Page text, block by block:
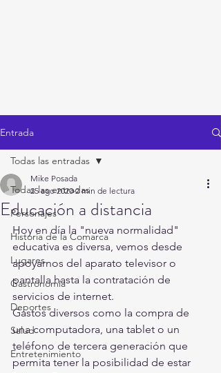
Entrada
Todas las entradas
Personajes
Historia de la Comarca
Lugares
Gastronomía
Deportes
Salud
Entretenimiento
Todas las entradas
Educación a distancia
Mike Posada
25 ago 2020 2 min de lectura
Hoy en día la "nueva normalidad"
educativa es diversa, vemos desde
apoyarnos del aparato televisor o
pantalla hasta la contratación de
servicios de internet.
Gastos diversos como la compra de
una computadora, una tablet o un
teléfono de tercera generación que
permita tener la posibilidad de estar